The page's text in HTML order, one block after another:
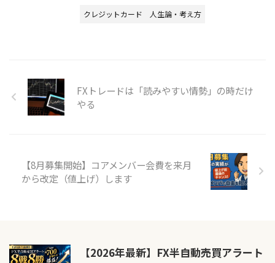
クレジットカード 人生論・考え方
FXトレードは「読みやすい情勢」の時だけ
やる
【8月募集開始】コアメンバー会費を来月
から改定（値上げ）します
【2026年最新】FX半自動売買アラート